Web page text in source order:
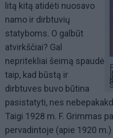
litą kitą atidėti nuosavo
namo ir dirbtuvių
statyboms. O galbūt
atvirkščiai? Gal
nepritekliai šeimą spaudė
taip, kad būstą ir
dirbtuves buvo būtina
pasistatyti, nes
Taigi 1928 m. F. Grimmas
pervadintoje (apie 1920